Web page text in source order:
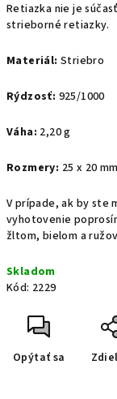
Retiazka nie je
strieborné retiazky.
Materiál: Striebro
Rýdzosť: 925/1000
Váha: 2,20 g
Rozmery: 25 x 20
V prípade, ak by ste
vyhotovenie
žltom, bielom a
Skladom
Kód: 2229
Opýtať sa